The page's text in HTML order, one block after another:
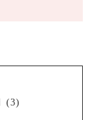
(3)